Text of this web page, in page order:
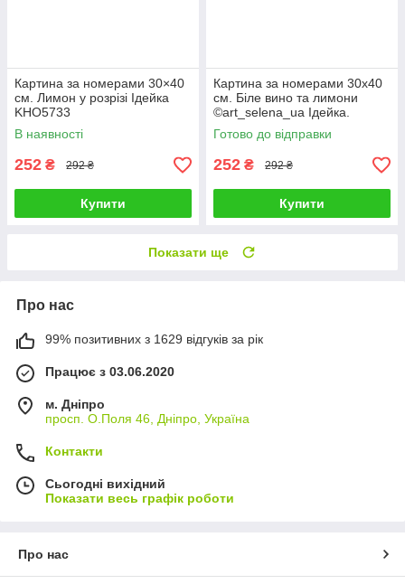
Картина за номерами 30×40
см. Лимон у розрізі Ідейка
KHO5733
В наявності
252 ₴ 292 ₴
Купити
Картина за номерами 30х40
см. Біле вино та лимони
©art_selena_ua Ідейка.
KHO5769
Готово до відправки
252 ₴ 292 ₴
Купити
Показати ще
Про нас
99% позитивних з 1629 відгуків за рік
Працює з 03.06.2020
м. Дніпро
просп. О.Поля 46, Дніпро, Україна
Контакти
Сьогодні вихідний
Показати весь графік роботи
Про нас